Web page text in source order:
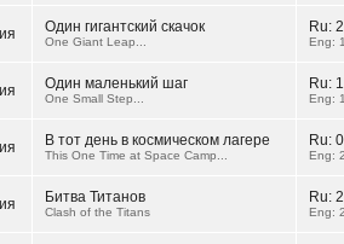
Один гигантский скачок
One Giant Leap...
Ru:
Eng:
Один маленький шаг
One Small Step...
Ru:
Eng:
В тот день в космическом лагере
This One Time at Space Camp...
Ru:
Eng:
Битва Титанов
Clash of the Titans
Ru:
Eng: